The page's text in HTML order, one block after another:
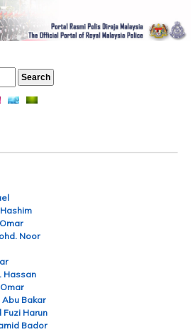
Noor
Hassan
Abu Bakar
Fuzi Harun
Bador